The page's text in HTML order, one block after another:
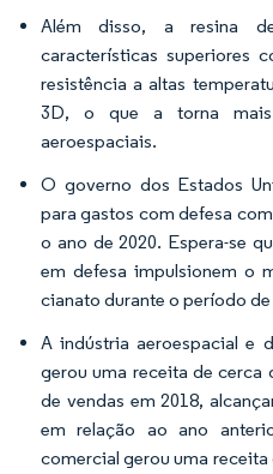
Além disso, a resina
características superiores
resistência a altas
3D, o que a torna mais
aeroespaciais.
O governo dos Estados
para gastos com defesa
o ano de 2020. Espera-se
em defesa impulsionem o
cianato durante o período
A indústria aeroespacial e
gerou uma receita de cerca
de vendas em 2018,
em relação ao ano
comercial gerou uma receita